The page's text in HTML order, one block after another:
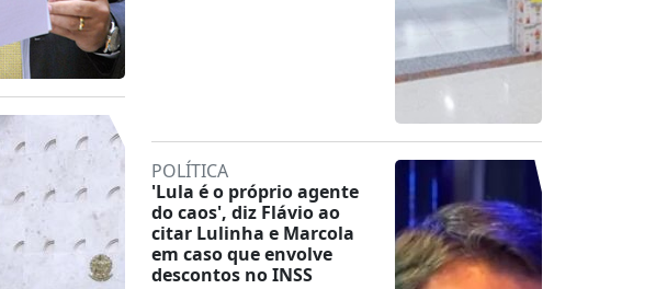
POLÍTICA
'Lula é o próprio agente
do caos', diz Flávio ao
citar Lulinha e Marcola
em caso que envolve
descontos no INSS